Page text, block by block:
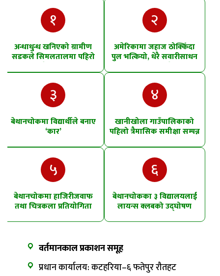
१
अन्धाधुन्ध खनिएको ग्रामीण
सडकले सिमलतालमा पहिरो
२
अमेरिकामा जहाज ठोक्किँदा
पुल भत्कियो, धेरै सवारीसाधन
३
बेथानचोकमा विद्यार्थीले बनाए
‘कार’
४
खानीखोला गाउँपालिकाको
पहिलो त्रैमासिक समीक्षा सम्पन्न
५
बेथानचोकमा हाजिरीजवाफ
तथा चित्रकला प्रतियोगिता
६
बेथानचोकका ३ विद्यालयलाई
लायन्स क्लबको उद्घोषण
वर्तमानकाल प्रकाशन समूह
प्रधान कार्यालय: कटहरिया–६ फतेपुर रौतहट